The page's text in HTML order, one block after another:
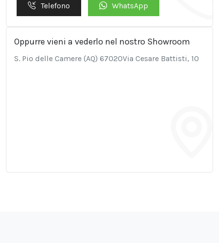
Telefono WhatsApp
Oppurre vieni a vederlo nel nostro Showroom
S. Pio delle Camere (AQ) 67020Via Cesare Battisti, 10